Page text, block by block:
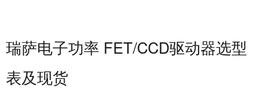
瑞萨电子功率 FET/CCD驱动器选型
表及现货